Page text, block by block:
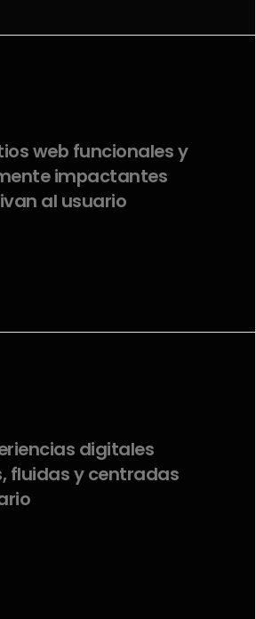
web funcionales y
impactantes
al usuario
digitales
fluidas y centradas